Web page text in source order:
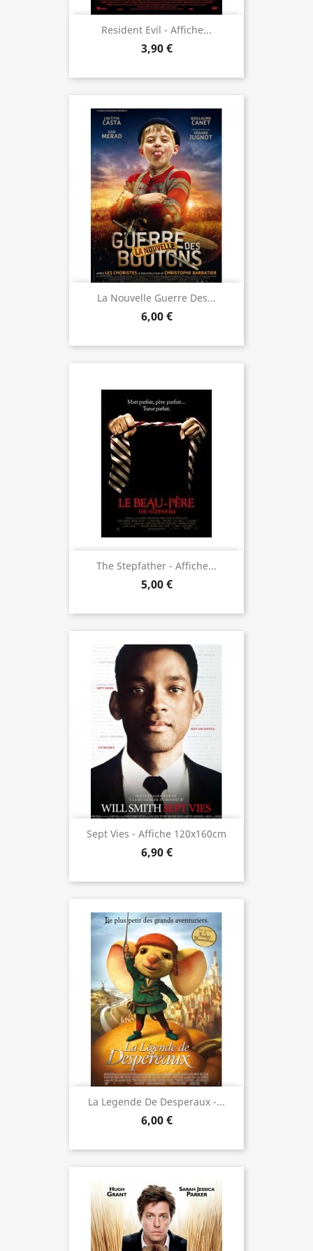
Resident Evil - Affiche...
3,90 €
La Nouvelle Guerre Des...
6,00 €
The Stepfather - Affiche...
5,00 €
Sept Vies - Affiche 120x160cm
6,90 €
La Legende De Desperaux -...
6,00 €